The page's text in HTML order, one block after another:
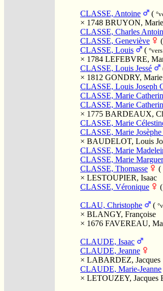
CLASSE, Antoine (
× 1748 BRUYON,
CLASSE, Charles
CLASSE, Geneviève
(
CLASSE, Louis
(
× 1784 LEFEBVRE,
CLASSE, Louis Jessé
× 1812 GONDRY, Marie
CLASSE, Louis Joseph
CLASSE, Marie
CLASSE, Marie
× 1775 BARDEAUX,
CLASSE, Marie
CLASSE, Marie
× BAUDELOT, Louis
CLASSE, Marie
CLASSE, Marie
CLASSE, Thomasse
(
× LESTOUPIER, Isaac
CLASSE, Véronique
(
CLAU, Christophe (
× BLANGY, Françoise
× 1676 FAVEREAU,
CLAUDE, Isaac
CLAUDE, Jeanne
× LABARDEZ, Jacques
CLAUDE, Marie-Jeanne
× LETOUZEY, Jacques